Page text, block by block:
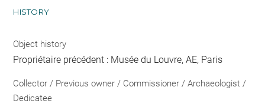
HISTORY
Object history
Propriétaire précédent : Musée du Louvre, AE, Paris
Collector / Previous owner / Commissioner / Archaeologist /
Dedicatee